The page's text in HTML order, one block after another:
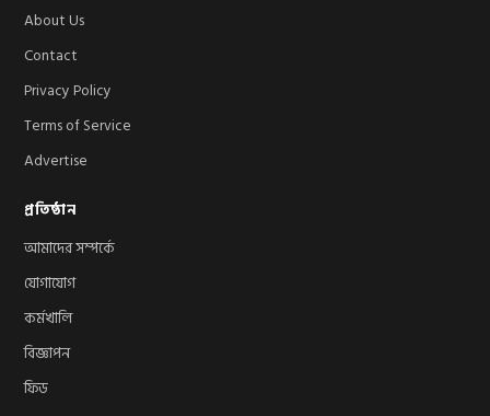
About Us
Contact
Privacy Policy
Terms of Service
Advertise
প্রতিষ্ঠান
আমাদের সম্পর্কে
যোগাযোগ
কর্মখালি
বিজ্ঞাপন
ফিড